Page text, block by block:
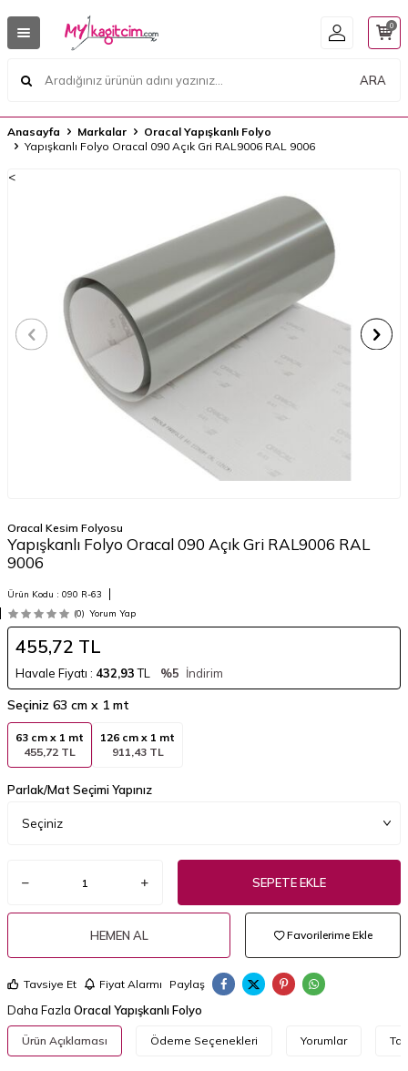
ARA
0
Anasayfa Markalar
Oracal Yapışkanlı Folyo
Yapışkanlı Folyo Oracal 090 Açık Gri RAL9006 RAL 9006
<
Oracal Kesim Folyosu
Yapışkanlı Folyo Oracal 090 Açık Gri RAL9006 RAL
9006
Ürün Kodu : 090 R-63
(0) Yorum Yap
455,72 TL
Havale Fiyatı : 432,93TL %5 İndirim
Seçiniz 63 cm x 1 mt
63 cm x 1 mt
455,72 TL
126 cm x 1 mt
911,43 TL
Parlak/Mat Seçimi Yapınız
SEPETE EKLE
HEMEN AL Favorilerime Ekle
Tavsiye Et Fiyat Alarmı Paylaş
Daha Fazla Oracal Yapışkanlı Folyo
Ürün Açıklaması Ödeme Seçenekleri Yorumlar